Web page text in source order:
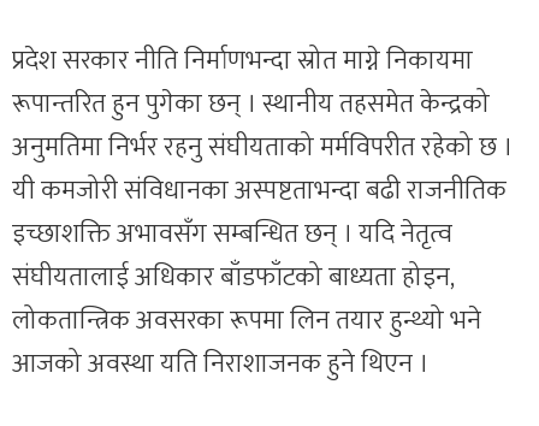
प्रदेश सरकार नीति निर्माणभन्दा स्रोत माग्ने निकायमा
रूपान्तरित हुन पुगेका छन् । स्थानीय तहसमेत केन्द्रको
अनुमतिमा निर्भर रहनु संघीयताको मर्मविपरीत रहेको छ ।
यी कमजोरी संविधानका अस्पष्टताभन्दा बढी राजनीतिक
इच्छाशक्ति अभावसँग सम्बन्धित छन् । यदि नेतृत्व
संघीयतालाई अधिकार बाँडफाँटको बाध्यता होइन,
लोकतान्त्रिक अवसरका रूपमा लिन तयार हुन्थ्यो भने
आजको अवस्था यति निराशाजनक हुने थिएन ।